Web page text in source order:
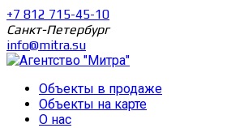
+7 812 715-45-10
Санкт-Петербург
info@mitra.su
Объекты в продаже
Объекты на карте
О нас